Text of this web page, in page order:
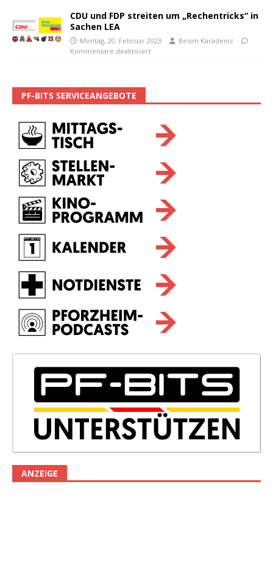
CDU und FDP streiten um „Rechentricks“ in
Sachen LEA
Montag, 20. Februar 2023
Besim Karadeniz
Kommentare deaktiviert
PF-BITS SERVICEANGEBOTE
ANZEIGE